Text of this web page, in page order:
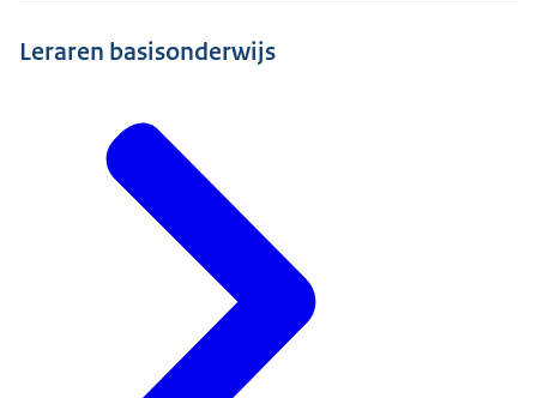
Leraren basisonderwijs